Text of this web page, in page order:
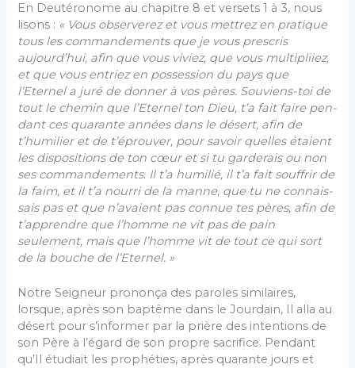
En Deutéronome au chapitre 8 et versets 1 à 3, nous
lisons : « Vous observerez et vous mettrez en pratique
tous les commandements que je vous prescris
aujourd’hui, afin que vous viviez, que vous multipliiez,
et que vous entriez en possession du pays que
l’Eternel a juré de donner à vos pères. Souviens-toi de
tout le chemin que l’Eternel ton Dieu, t’a fait faire pen­
dant ces quarante années dans le désert, afin de
t’humilier et de t’éprouver, pour savoir quelles étaient
les dispositions de ton cœur et si tu garderais ou non
ses commandements. Il t’a humilié, il t’a fait souffrir de
la faim, et il t’a nourri de la manne, que tu ne connais­
sais pas et que n’avaient pas connue tes pères, afin de
t’apprendre que l’homme ne vit pas de pain
seulement, mais que l’homme vit de tout ce qui sort
de la bouche de l’Eternel. »
Notre Seigneur prononça des paroles similaires,
lorsque, après son baptême dans le Jourdain, Il alla au
désert pour s’informer par la prière des intentions de
son Père à l’égard de son propre sacrifice. Pendant
qu’Il étudiait les prophéties, après quarante jours et